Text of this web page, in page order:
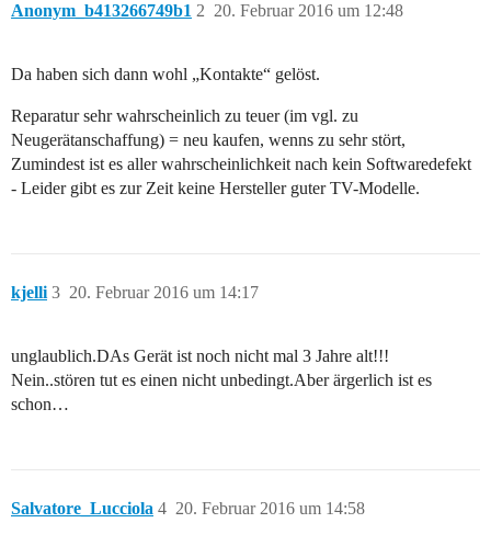
Anonym_b413266749b1 20. Februar 2016 um 12:48
2
Da haben sich dann wohl „Kontakte“ gelöst.
Reparatur sehr wahrscheinlich zu teuer (im vgl. zu
Neugerätanschaffung) = neu kaufen, wenns zu sehr stört,
Zumindest ist es aller wahrscheinlichkeit nach kein Softwaredefekt
- Leider gibt es zur Zeit keine Hersteller guter TV-Modelle.
kjelli 20. Februar 2016 um 14:17
3
unglaublich.DAs Gerät ist noch nicht mal 3 Jahre alt!!!
Nein..stören tut es einen nicht unbedingt.Aber ärgerlich ist es
schon…
Salvatore_Lucciola 20. Februar 2016 um 14:58
4